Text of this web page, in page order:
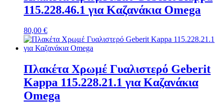
115.228.46.1 για Καζανάκια Omega
80,00 €
Πλακέτα Χρωμέ Γυαλιστερό Geberit
Kappa 115.228.21.1 για Καζανάκια
Omega